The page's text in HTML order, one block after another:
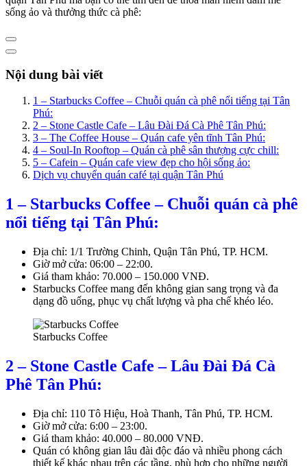
sống ảo và thưởng thức cà phê:
Nội dung bài viết
1 – Starbucks Coffee – Chuỗi quán cà phê nổi tiếng tại Tân
Phú:
2 – Stone Castle Cafe – Lâu Đài Đá Cà Phê Tân Phú:
3 – The Coffee House – Quán cafe yên tĩnh Tân Phú:
4 – Soul-In Rooftop – Quán cà phê sân thượng cực chill:
5 – Cafein – Quán cafe view đẹp cho hội sống ảo:
Dịch vụ chuyển quán café tại quận Tân Phú
1 – Starbucks Coffee – Chuỗi quán cà phê
nổi tiếng tại Tân Phú:
Địa chỉ: 1/1 Trường Chinh, Quận Tân Phú, TP. HCM.
Giờ mở cửa: 06:00 – 22:00.
Giá tham khảo: 70.000 – 150.000 VNĐ.
Starbucks Coffee mang đến không gian sang trọng và đa
dạng đồ uống, phục vụ chất lượng và pha chế khéo léo.
Starbucks Coffee
2 – Stone Castle Cafe – Lâu Đài Đá Cà
Phê Tân Phú:
Địa chỉ: 110 Tô Hiệu, Hoà Thanh, Tân Phú, TP. HCM.
Giờ mở cửa: 6:00 – 23:00.
Giá tham khảo: 40.000 – 80.000 VNĐ.
Quán có không gian lâu đài độc đáo và nhiều phong cách
thiết kế khác nhau trên các tầng, phù hợp cho những người